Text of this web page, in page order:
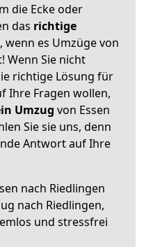
die Ecke oder
das richtige
wenn es Umzüge von
Wenn Sie nicht
richtige Lösung für
Ihre Fragen wollen,
Umzug von Essen
Sie sie uns, denn
Antwort auf Ihre
nach Riedlingen
nach Riedlingen,
und stressfrei